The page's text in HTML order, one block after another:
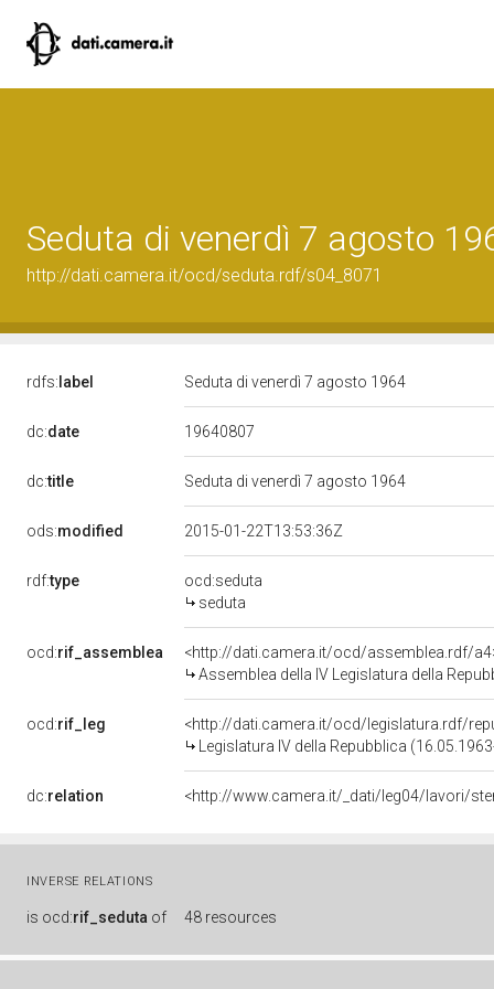
Seduta di venerdì 7 agosto
http://dati.camera.it/ocd/seduta.rdf/s04_8071
rdfs: label Seduta di venerdì 7 agosto 1964
dc:date 19640807
dc:title Seduta di venerdì 7 agosto 1964
ods:modified 2015-01-22T13:53:36Z
rdf:type
ocd:seduta
seduta
ocd:rif_assemblea
<http://dati.camera.it/ocd/assemblea.rdf/
Assemblea della IV Legislatura della
ocd:rif_leg
<http://dati.camera.it/ocd/legislatura.rdf/
Legislatura IV della Repubblica
dc:relation <http://www.camera.it/_dati/leg04/lavori/
INVERSE RELATIONS
is ocd:rif_seduta of 48 resources